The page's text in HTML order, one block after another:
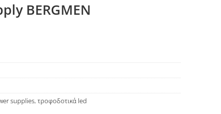
BERGMEN
supplies,τροφοδοτικά led